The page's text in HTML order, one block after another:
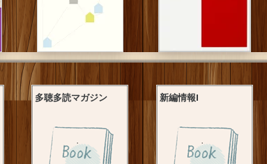
多聴多読マガジン 新編情報I